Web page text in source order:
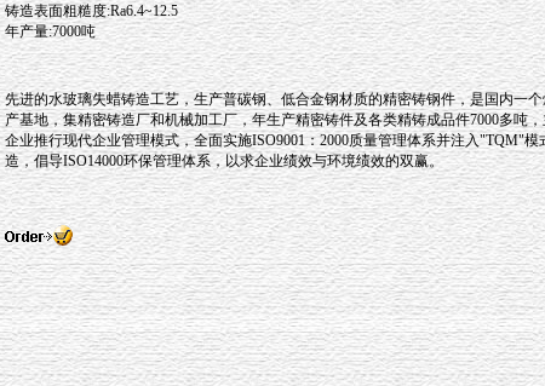
铸造表面粗糙度:Ra6.4~12.5
年产量:7000吨
先进的水玻璃失蜡铸造工艺，生产普碳钢、低合金钢材质的精密铸钢件，是国内一
产基地，集精密铸造厂和机械加工厂，年生产精密铸件及各类精铸成品件7000多吨
企业推行现代企业管理模式，全面实施ISO9001：2000质量管理体系并注入"TQM"
造，倡导ISO14000环保管理体系，以求企业绩效与环境绩效的双赢。